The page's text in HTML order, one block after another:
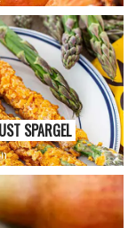
SPARGEL